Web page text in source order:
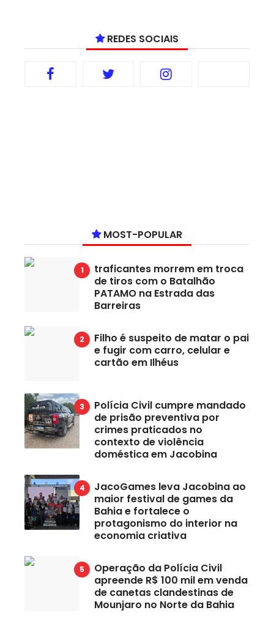
REDES SOCIAIS
MOST-POPULAR
traficantes morrem em troca
de tiros com o Batalhão
PATAMO na Estrada das
Barreiras
Filho é suspeito de matar o pai
e fugir com carro, celular e
cartão em Ilhéus
Polícia Civil cumpre mandado
de prisão preventiva por
crimes praticados no
contexto de violência
doméstica em Jacobina
JacoGames leva Jacobina ao
maior festival de games da
Bahia e fortalece o
protagonismo do interior na
economia criativa
Operação da Polícia Civil
apreende R$ 100 mil em venda
de canetas clandestinas de
Mounjaro no Norte da Bahia